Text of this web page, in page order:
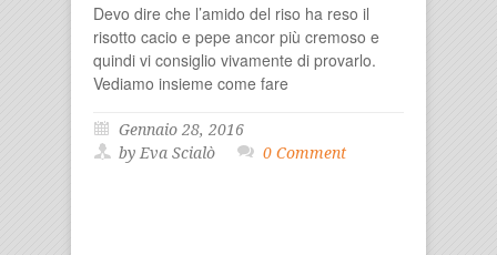
Devo dire che l’amido del riso ha reso il
risotto cacio e pepe ancor più cremoso e
quindi vi consiglio vivamente di provarlo.
Vediamo insieme come fare
Gennaio 28, 2016
by Eva Scialò
0 Comment